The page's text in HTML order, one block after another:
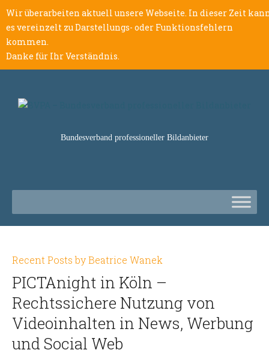
Wir überarbeiten aktuell unsere Webseite. In dieser Zeit
es vereinzelt zu Darstellungs- oder Funktionsfehlern
kommen.
Danke für Ihr Verständnis.
Bundesverband professioneller Bildanbieter
Recent Posts by Beatrice Wanek
PICTAnight in Köln –
Rechtssichere Nutzung von
Videoinhalten in News, Werbung
und Social Web